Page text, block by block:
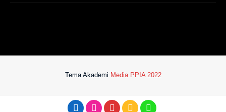
Tema Akademi Media PPIA 2022